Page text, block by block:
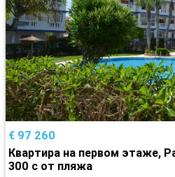
€ 97 260
Квартира на первом этаже,
300 с от пляжа